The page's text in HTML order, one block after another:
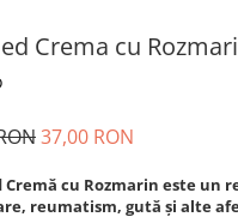
Crema cu
37,00 RON
Cremă cu Rozmarin este
reumatism, gută și alte